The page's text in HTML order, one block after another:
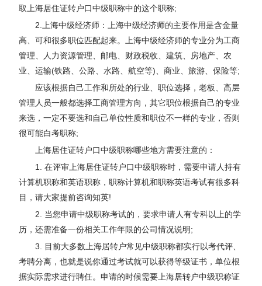
取上海居住证转户口中级职称中的这个职称;
2.上海中级经济师：上海中级经济师的主要作用是含金量
高、可和很多职位匹配起来。上海中级经济师的专业分为工商
管理、人力资源管理、邮电、财政税收、建筑、房地产、农
业、运输(铁路、公路、水路、航空等)、商业、旅游、保险等;
应该根据自己工作和所处的行业、职位选择，老板、高层
管理人员一般都选择工商管理方向，其它职位根据自己的专业
来选，一定不要选和自己单位性质和职位不一样的专业，否则
很可能白考职称;
上海居住证转户口中级职称哪些地方需要注意的：
1. 在评审上海居住证转户口中级职称时，需要申请人持有
计算机职称和英语职称，职称计算机和职称英语考试有很多科
目，请大家提前咨询知英!
2. 当您申请中级职称考试的，要求申请人有专科以上的学
历，还需准备一份相关工作年限的公司情况说明;
3. 目前大多数上海居转户常见中级职称都实行以考代评、
考聘分离，也就是说你通过考试就可以获得等级证书，单位根
据实际需求进行聘任。申请的时候需要上海居转户中级职称证